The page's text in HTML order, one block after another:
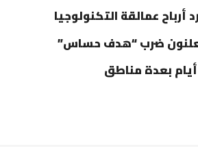
أرباح عمالقة التكنولوجيا
ضرب “هدف حساس”